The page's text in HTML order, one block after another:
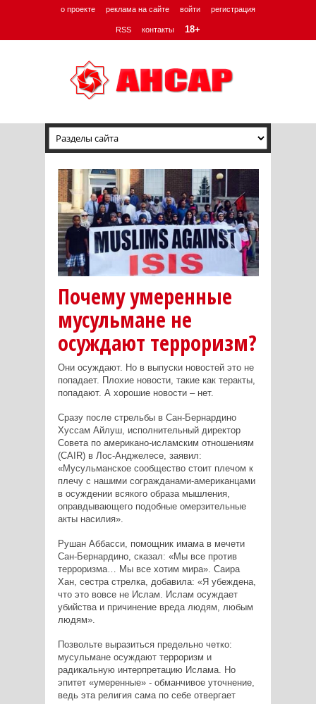
о проекте реклама на сайте войти регистрация
RSS контакты 18+
Почему умеренные
мусульмане не
осуждают терроризм?
Они осуждают. Но в выпуски новостей это не
попадает. Плохие новости, такие как теракты,
попадают. А хорошие новости – нет.
Сразу после стрельбы в Сан-Бернардино
Хуссам Айлуш, исполнительный директор
Совета по американо-исламским отношениям
(CAIR) в Лос-Анджелесе, заявил:
«Мусульманское сообщество стоит плечом к
плечу с нашими согражданами-американцами
в осуждении всякого образа мышления,
оправдывающего подобные омерзительные
акты насилия».
Рушан Аббасси, помощник имама в мечети
Сан-Бернардино, сказал: «Мы все против
терроризма… Мы все хотим мира». Саира
Хан, сестра стрелка, добавила: «Я убеждена,
что это вовсе не Ислам. Ислам осуждает
убийства и причинение вреда людям, любым
людям».
Позвольте выразиться предельно четко:
мусульмане осуждают терроризм и
радикальную интерпретацию Ислама. Но
эпитет «умеренные» - обманчивое уточнение,
ведь эта религия сама по себе отвергает